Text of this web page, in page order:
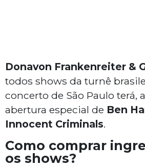
Donavon Frankenreiter &
todos shows da turnê
concerto de São Paulo terá,
abertura especial de Ben
Innocent Criminals.
Como comprar
os shows?